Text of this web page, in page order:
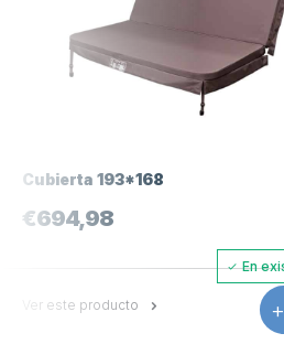
Cubierta 193*168
€694,98
En
Ver este producto +